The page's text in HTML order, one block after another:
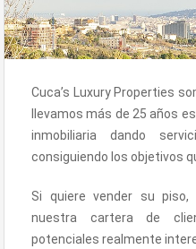
Cuca’s Luxury Properties
llevamos más de 25 años
inmobiliaria dando
consiguiendo los objetivos
Si quiere vender su
nuestra cartera de
potenciales realmente